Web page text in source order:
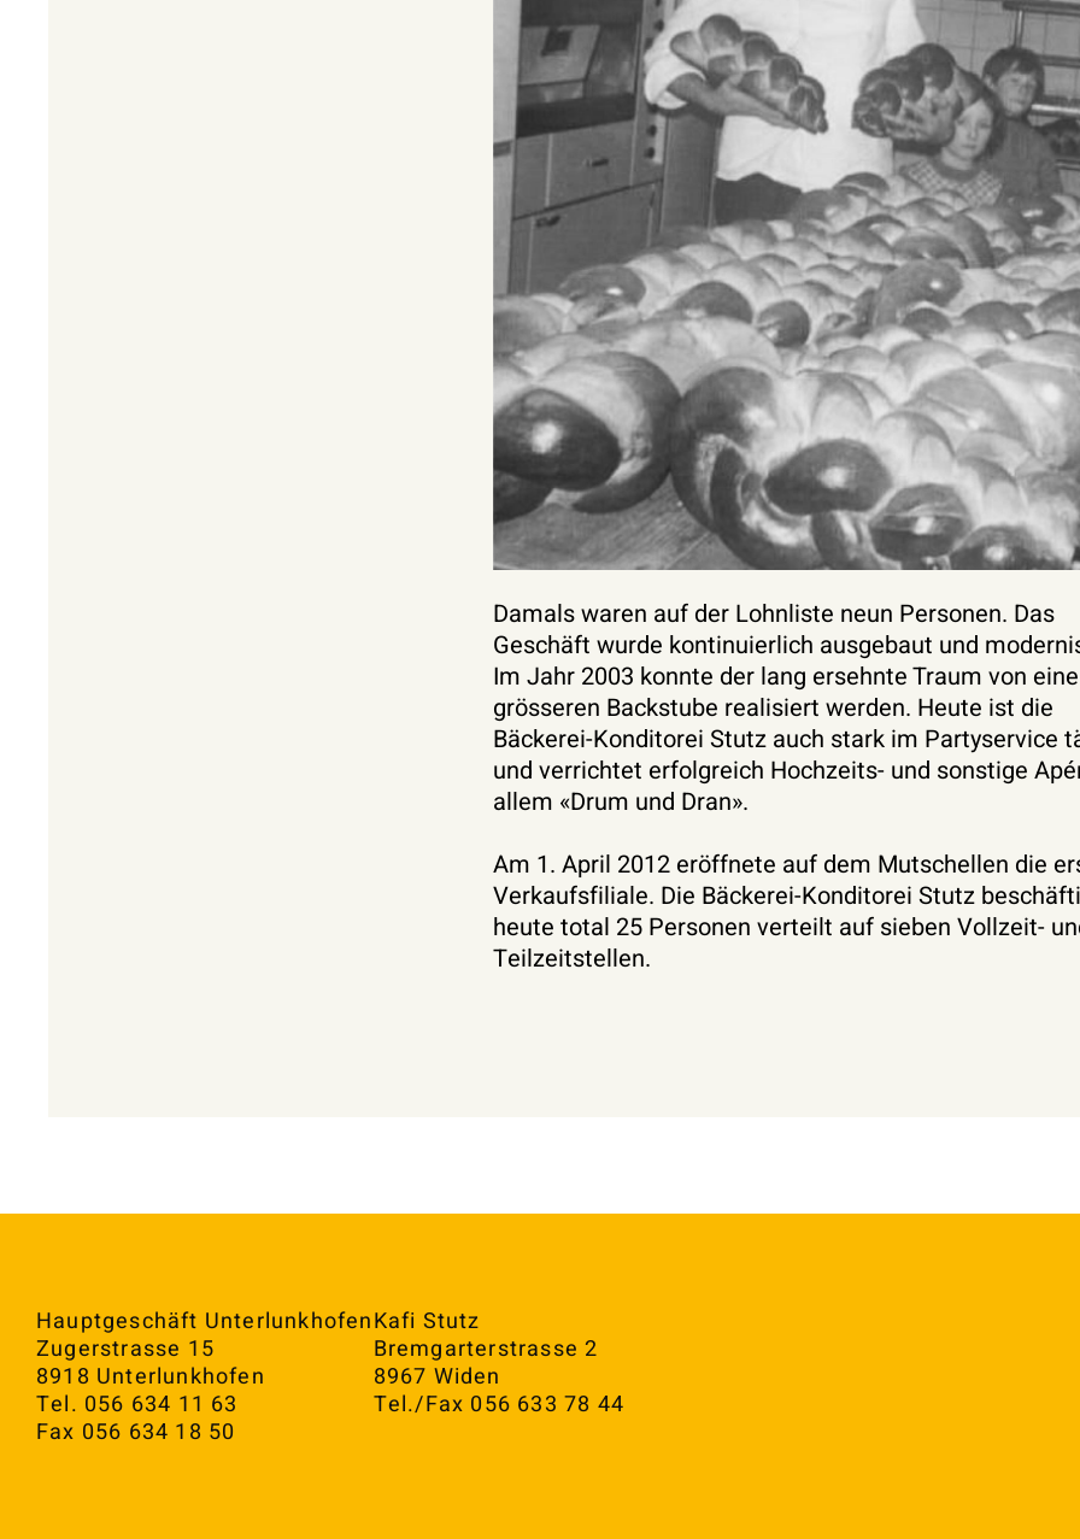
Damals waren auf der Lohnliste neun Personen. Das
Geschäft wurde kontinuierlich ausgebaut und
Im Jahr 2003 konnte der lang ersehnte Traum von
grösseren Backstube realisiert werden. Heute ist die
Bäckerei-Konditorei Stutz auch stark im Partyservice
und verrichtet erfolgreich Hochzeits- und sonstige
allem «Drum und Dran».
Am 1. April 2012 eröffnete auf dem Mutschellen die
Verkaufsfiliale. Die Bäckerei-Konditorei Stutz
heute total 25 Personen verteilt auf sieben Vollzeit-
Teilzeitstellen.
Hauptgeschäft Unterlunkhofen
Zugerstrasse 15
8918 Unterlunkhofen
Tel. 056 634 11 63
Fax 056 634 18 50
Kafi Stutz
Bremgarterstrasse 2
8967 Widen
Tel./Fax 056 633 78 44